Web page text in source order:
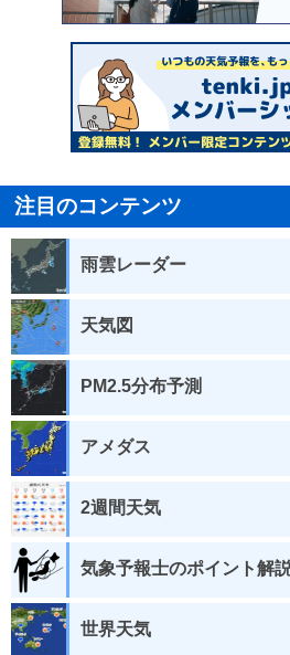
注目のコンテンツ
雨雲レーダー
天気図
PM2.5分布予測
アメダス
2週間天気
気象予報士のポイント解
世界天気